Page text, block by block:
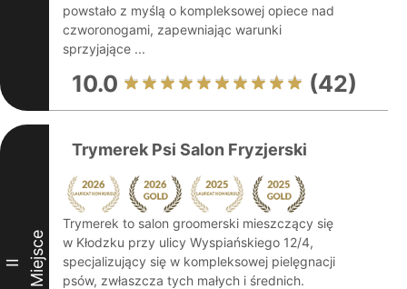
powstało z myślą o kompleksowej opiece nad
czworonogami, zapewniając warunki
sprzyjające ...
10.0 (42)
II Miejsce
Trymerek Psi Salon Fryzjerski
Trymerek to salon groomerski mieszczący się
w Kłodzku przy ulicy Wyspiańskiego 12/4,
specjalizujący się w kompleksowej pielęgnacji
psów, zwłaszcza tych małych i średnich.